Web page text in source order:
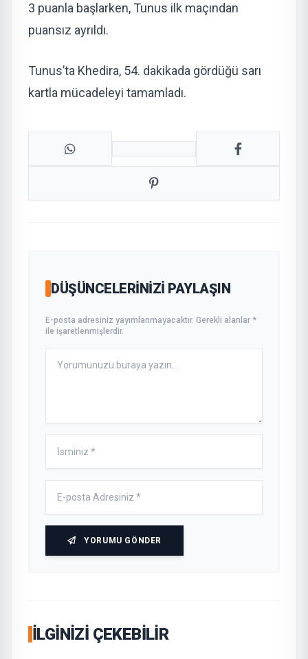
3 puanla başlarken, Tunus ilk maçından
puansız ayrıldı.
Tunus’ta Khedira, 54. dakikada gördüğü sarı
kartla mücadeleyi tamamladı.
DÜŞÜNCELERINIZI PAYLAŞIN
E-posta adresiniz yayımlanmayacaktır. Gerekli alanlar *
ile işaretlenmişlerdir.
YORUMU GÖNDER
İLGINIZI ÇEKEBILIR